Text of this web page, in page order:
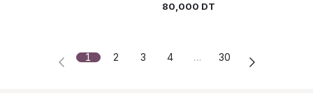
80,000 DT
1 2 3 4 … 30